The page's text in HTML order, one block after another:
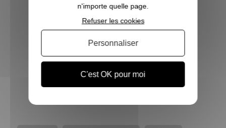
Jumelle BUSHNELL NITRO 10X42 noire
524,90 €
n'importe quelle page.
C'est OK pour moi
Refuser les cookies
Personnaliser